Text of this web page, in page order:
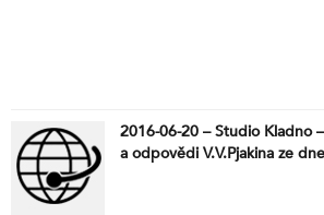
2016-06-20 – Studio Kladno
a odpovědi V.V.Pjakina ze